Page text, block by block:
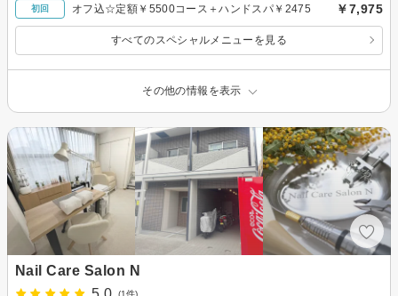
初回 オフ込☆定額￥5500コース＋ハンドスパ￥2475 ￥7,975
すべてのスペシャルメニューを見る
その他の情報を表示
Nail Care Salon N
(1件)